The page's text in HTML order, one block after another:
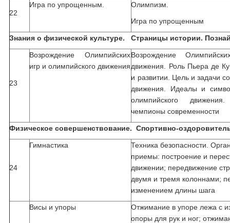
22
Игра по упрощенным.
Олимпизм.
Игра по упрощенным
Знания о физической культуре. Страницы истории.
23
Возрождение Олимпийских
игр и олимпийского движения
Возрождение
движения. Роль Пьера де
и развитии. Цель и задачи
движения. Идеалы и
олимпийского
чемпионы современности
Физическое совершенствование. Спортивно-
24
Гимнастика
Техника безопасности.
приемы: построение и
движении; передвижение
двумя и тремя колоннами;
изменением длины шага
Висы и упоры
Отжимание в упоре лежа с
опоры для рук и ног;